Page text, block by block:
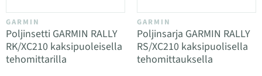
GARMIN
Poljinsetti GARMIN RALLY
RK/XC210 kaksipuoleisella
tehomittarilla
GARMIN
Poljinsarja GARMIN RALLY
RS/XC210 kaksipuolisella
tehomittauksella